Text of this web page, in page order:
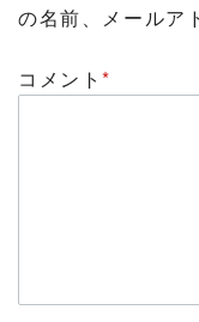
の名前、メールア
コメント*